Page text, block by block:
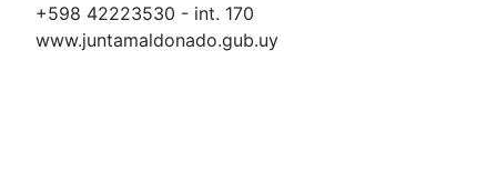
+598 42223530 - int. 170
www.juntamaldonado.gub.uy